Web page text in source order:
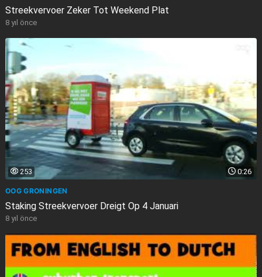
Streekvervoer Zeker Tot Weekend Plat
8 yıl önce
0:26
253
OOG GRONINGEN
Staking Streekvervoer Dreigt Op 4 Januari
8 yıl önce